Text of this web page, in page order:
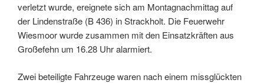
verletzt wurde, ereignete sich am Montagnachmittag auf
der Lindenstraße (B 436) in Strackholt. Die Feuerwehr
Wiesmoor wurde zusammen mit den Einsatzkräften aus
Großefehn um 16.28 Uhr alarmiert.
Zwei beteiligte Fahrzeuge waren nach einem missglückten